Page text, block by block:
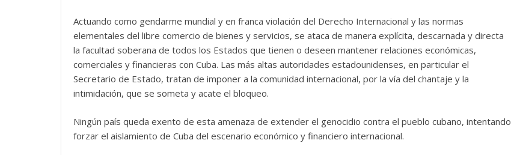
Actuando como gendarme mundial y en franca violación del Derecho Internacional y las normas
elementales del libre comercio de bienes y servicios, se ataca de manera explícita, descarnada y directa
la facultad soberana de todos los Estados que tienen o deseen mantener relaciones económicas,
comerciales y financieras con Cuba. Las más altas autoridades estadounidenses, en particular el
Secretario de Estado, tratan de imponer a la comunidad internacional, por la vía del chantaje y la
intimidación, que se someta y acate el bloqueo.
Ningún país queda exento de esta amenaza de extender el genocidio contra el pueblo cubano, intentando
forzar el aislamiento de Cuba del escenario económico y financiero internacional.